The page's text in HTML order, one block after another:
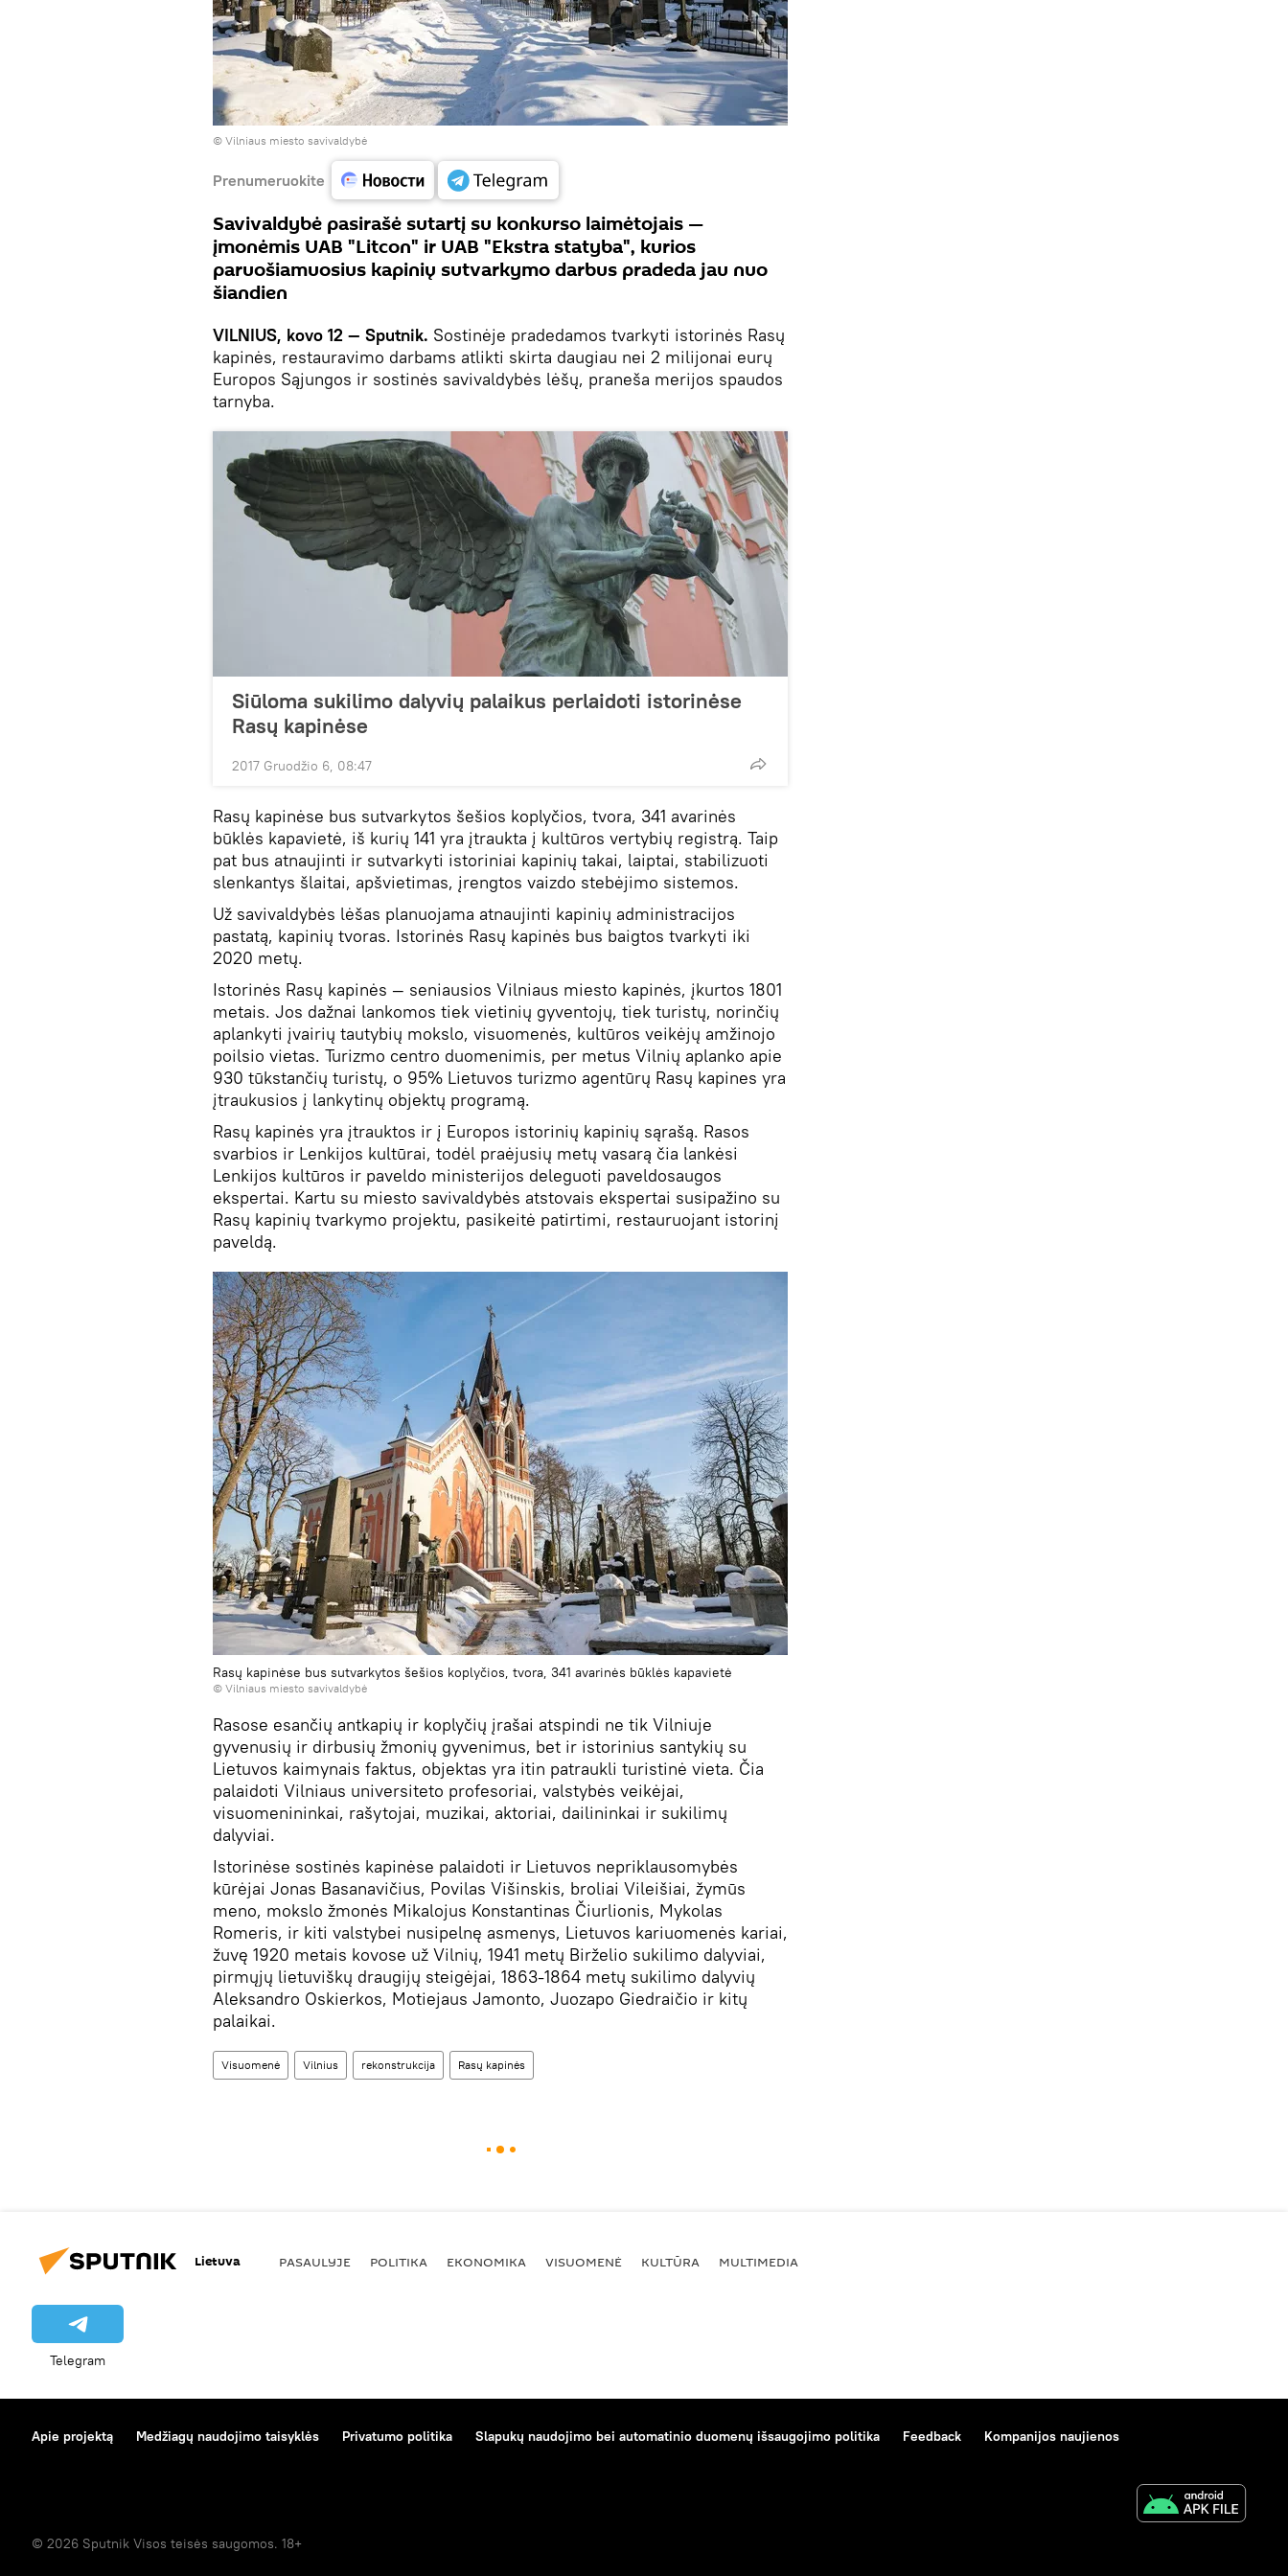
© Vilniaus miesto savivaldybė
Prenumeruokite
Savivaldybė pasirašė sutartį su konkurso laimėtojais —
įmonėmis UAB "Litcon" ir UAB "Ekstra statyba", kurios
paruošiamuosius kapinių sutvarkymo darbus pradeda jau nuo
šiandien
VILNIUS, kovo 12 — Sputnik. Sostinėje pradedamos tvarkyti istorinės Rasų
kapinės, restauravimo darbams atlikti skirta daugiau nei 2 milijonai eurų
Europos Sąjungos ir sostinės savivaldybės lėšų, praneša merijos spaudos
tarnyba.
Siūloma sukilimo dalyvių palaikus perlaidoti istorinėse
Rasų kapinėse
2017 Gruodžio 6, 08:47
Rasų kapinėse bus sutvarkytos šešios koplyčios, tvora, 341 avarinės
būklės kapavietė, iš kurių 141 yra įtraukta į kultūros vertybių registrą. Taip
pat bus atnaujinti ir sutvarkyti istoriniai kapinių takai, laiptai, stabilizuoti
slenkantys šlaitai, apšvietimas, įrengtos vaizdo stebėjimo sistemos.
Už savivaldybės lėšas planuojama atnaujinti kapinių administracijos
pastatą, kapinių tvoras. Istorinės Rasų kapinės bus baigtos tvarkyti iki
2020 metų.
Istorinės Rasų kapinės — seniausios Vilniaus miesto kapinės, įkurtos 1801
metais. Jos dažnai lankomos tiek vietinių gyventojų, tiek turistų, norinčių
aplankyti įvairių tautybių mokslo, visuomenės, kultūros veikėjų amžinojo
poilsio vietas. Turizmo centro duomenimis, per metus Vilnių aplanko apie
930 tūkstančių turistų, o 95% Lietuvos turizmo agentūrų Rasų kapines yra
įtraukusios į lankytinų objektų programą.
Rasų kapinės yra įtrauktos ir į Europos istorinių kapinių sąrašą. Rasos
svarbios ir Lenkijos kultūrai, todėl praėjusių metų vasarą čia lankėsi
Lenkijos kultūros ir paveldo ministerijos deleguoti paveldosaugos
ekspertai. Kartu su miesto savivaldybės atstovais ekspertai susipažino su
Rasų kapinių tvarkymo projektu, pasikeitė patirtimi, restauruojant istorinį
paveldą.
Rasų kapinėse bus sutvarkytos šešios koplyčios, tvora, 341 avarinės būklės kapavietė
© Vilniaus miesto savivaldybė
Rasose esančių antkapių ir koplyčių įrašai atspindi ne tik Vilniuje
gyvenusių ir dirbusių žmonių gyvenimus, bet ir istorinius santykių su
Lietuvos kaimynais faktus, objektas yra itin patraukli turistinė vieta. Čia
palaidoti Vilniaus universiteto profesoriai, valstybės veikėjai,
visuomenininkai, rašytojai, muzikai, aktoriai, dailininkai ir sukilimų
dalyviai.
Istorinėse sostinės kapinėse palaidoti ir Lietuvos nepriklausomybės
kūrėjai Jonas Basanavičius, Povilas Višinskis, broliai Vileišiai, žymūs
meno, mokslo žmonės Mikalojus Konstantinas Čiurlionis, Mykolas
Romeris, ir kiti valstybei nusipelnę asmenys, Lietuvos kariuomenės kariai,
žuvę 1920 metais kovose už Vilnių, 1941 metų Birželio sukilimo dalyviai,
pirmųjų lietuviškų draugijų steigėjai, 1863-1864 metų sukilimo dalyvių
Aleksandro Oskierkos, Motiejaus Jamonto, Juozapo Giedraičio ir kitų
palaikai.
Visuomenė Vilnius rekonstrukcija Rasų kapinės
Lietuva PASAULYJE POLITIKA EKONOMIKA VISUOMENĖ KULTŪRA MULTIMEDIA
Telegram
Apie projektą Medžiagų naudojimo taisyklės Privatumo politika Slapukų naudojimo bei automatinio duomenų išsaugojimo politika Feedback Kompanijos naujienos
© 2026 Sputnik Visos teisės saugomos. 18+